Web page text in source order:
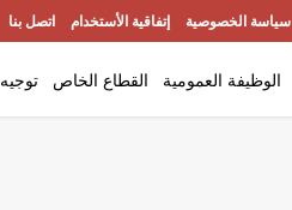
سياسة الخصوصية إتفاقية الأستخدام اتصل بنا
الوظيفة العمومية القطاع الخاص توجيه